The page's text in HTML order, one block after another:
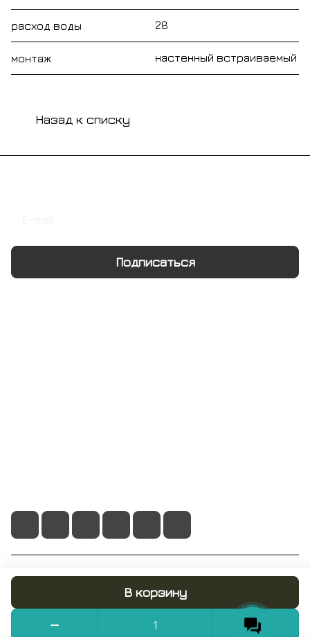
В корзину
расход воды 28
монтаж настенный встраиваемый
Назад к списку
Подписаться
© 2026 RUMIX.SHOP
Конфиденциальность